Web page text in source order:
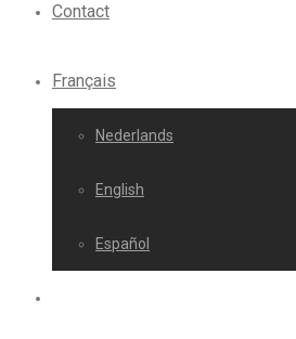
Contact
Français
Nederlands
English
Español